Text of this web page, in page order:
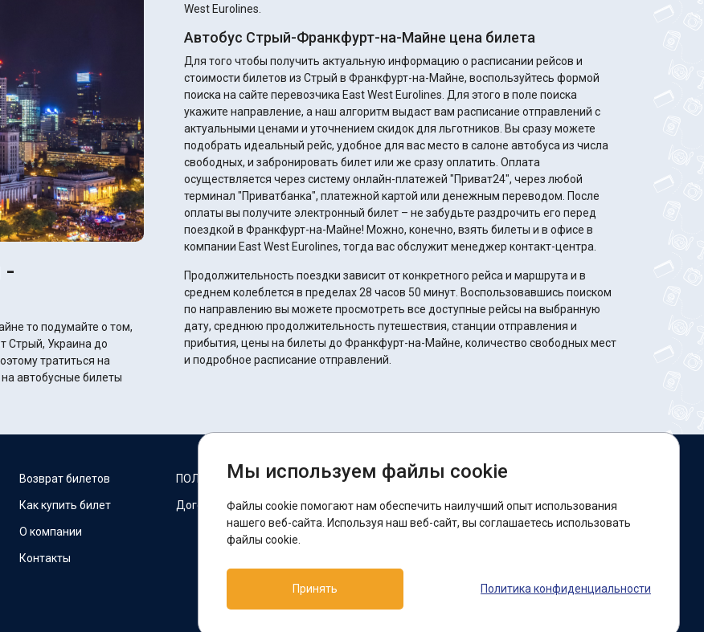
-
то подумайте о том,
Стрый, Украина до
тратиться на
автобусные билеты
West Eurolines.
Автобус Стрый-Франкфурт-на-Майне цена билета
Для того чтобы получить актуальную информацию о расписании рейсов и
стоимости билетов из Стрый в Франкфурт-на-Майне, воспользуйтесь формой
поиска на сайте перевозчика East West Eurolines. Для этого в поле поиска
укажите направление, а наш алгоритм выдаст вам расписание отправлений с
актуальными ценами и уточнением скидок для льготников. Вы сразу можете
подобрать идеальный рейс, удобное для вас место в салоне автобуса из числа
свободных, и забронировать билет или же сразу оплатить. Оплата
осуществляется через систему онлайн-платежей "Приват24", через любой
терминал "Приватбанка", платежной картой или денежным переводом. После
оплаты вы получите электронный билет – не забудьте раздрочить его перед
поездкой в Франкфурт-на-Майне! Можно, конечно, взять билеты и в офисе в
компании East West Eurolines, тогда вас обслужит менеджер контакт-центра.
Продолжительность поездки зависит от конкретного рейса и маршрута и в
среднем колеблется в пределах 28 часов 50 минут. Воспользовавшись поиском
по направлению вы можете просмотреть все доступные рейсы на выбранную
дату, среднюю продолжительность путешествия, станции отправления и
прибытия, цены на билеты до Франкфурт-на-Майне, количество свободных мест
и подробное расписание отправлений.
Возврат билетов
Как купить билет
О компании
Контакты
ПОЛИТИКА COOKIES
Договор оферты
Мы в соцсетях:
Facebook
Поддержка:
Telegram-бот
Мы используем файлы cookie
Файлы cookie помогают нам обеспечить наилучший опыт использования
нашего веб-сайта. Используя наш веб-сайт, вы соглашаетесь использовать
файлы cookie.
Принять Политика конфиденциальности